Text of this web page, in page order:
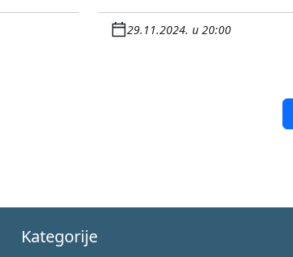
29.11.2024. u 20:00
Kategorije